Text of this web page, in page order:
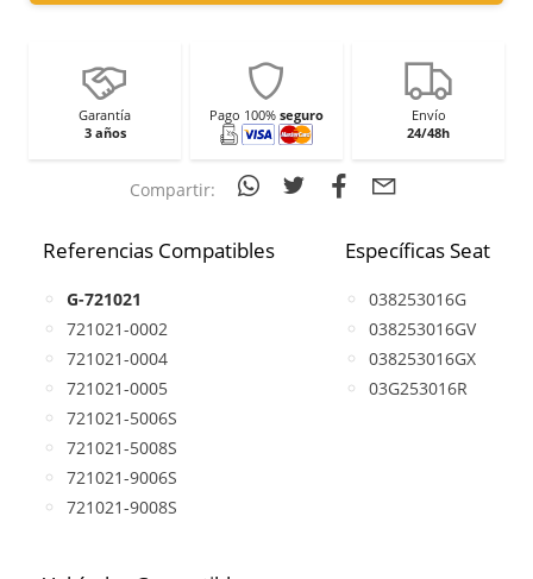
Garantía
3 años
Pago 100% seguro
Envío
24/48h
Compartir:
Referencias Compatibles
G-721021
721021-0002
721021-0004
721021-0005
721021-5006S
721021-5008S
721021-9006S
721021-9008S
Específicas Seat
038253016G
038253016GV
038253016GX
03G253016R